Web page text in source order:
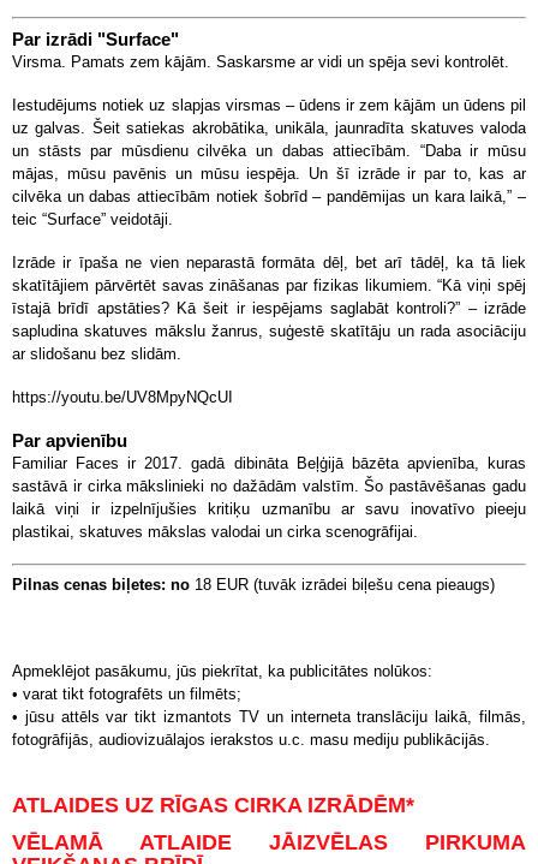
Par izrādi "Surface"
Virsma. Pamats zem kājām. Saskarsme ar vidi un spēja sevi kontrolēt.
Iestudējums notiek uz slapjas virsmas – ūdens ir zem kājām un ūdens pil
uz galvas. Šeit satiekas akrobātika, unikāla, jaunradīta skatuves valoda
un stāsts par mūsdienu cilvēka un dabas attiecībām. “Daba ir mūsu
mājas, mūsu pavēnis un mūsu iespēja. Un šī izrāde ir par to, kas ar
cilvēka un dabas attiecībām notiek šobrīd – pandēmijas un kara laikā,” –
teic “Surface” veidotāji.
Izrāde ir īpaša ne vien neparastā formāta dēļ, bet arī tādēļ, ka tā liek
skatītājiem pārvērtēt savas zināšanas par fizikas likumiem. “Kā viņi spēj
īstajā brīdī apstāties? Kā šeit ir iespējams saglabāt kontroli?” – izrāde
sapludina skatuves mākslu žanrus, suģestē skatītāju un rada asociāciju
ar slidošanu bez slidām.
https://youtu.be/UV8MpyNQcUI
Par apvienību
Familiar Faces ir 2017. gadā dibināta Beļģijā bāzēta apvienība, kuras
sastāvā ir cirka mākslinieki no dažādām valstīm. Šo pastāvēšanas gadu
laikā viņi ir izpelnījušies kritiķu uzmanību ar savu inovatīvo pieeju
plastikai, skatuves mākslas valodai un cirka scenogrāfijai.
Pilnas cenas biļetes: no 18 EUR (tuvāk izrādei biļešu cena pieaugs)
Apmeklējot pasākumu, jūs piekrītat, ka publicitātes nolūkos:
• varat tikt fotografēts un filmēts;
• jūsu attēls var tikt izmantots TV un interneta translāciju laikā, filmās,
fotogrāfijās, audiovizuālajos ierakstos u.c. masu mediju publikācijās.
ATLAIDES UZ RĪGAS CIRKA IZRĀDĒM*
VĒLAMĀ ATLAIDE JĀIZVĒLAS PIRKUMA